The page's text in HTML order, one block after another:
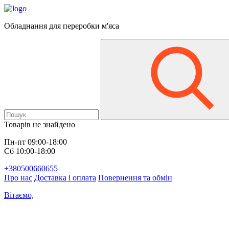
Обладнання для переробки м'яса
Товарів не знайдено
Пн-пт 09:00-18:00
Сб 10:00-18:00
+380500660655
Про нас Доставка і оплата Повернення та обмін
Вітаємо,